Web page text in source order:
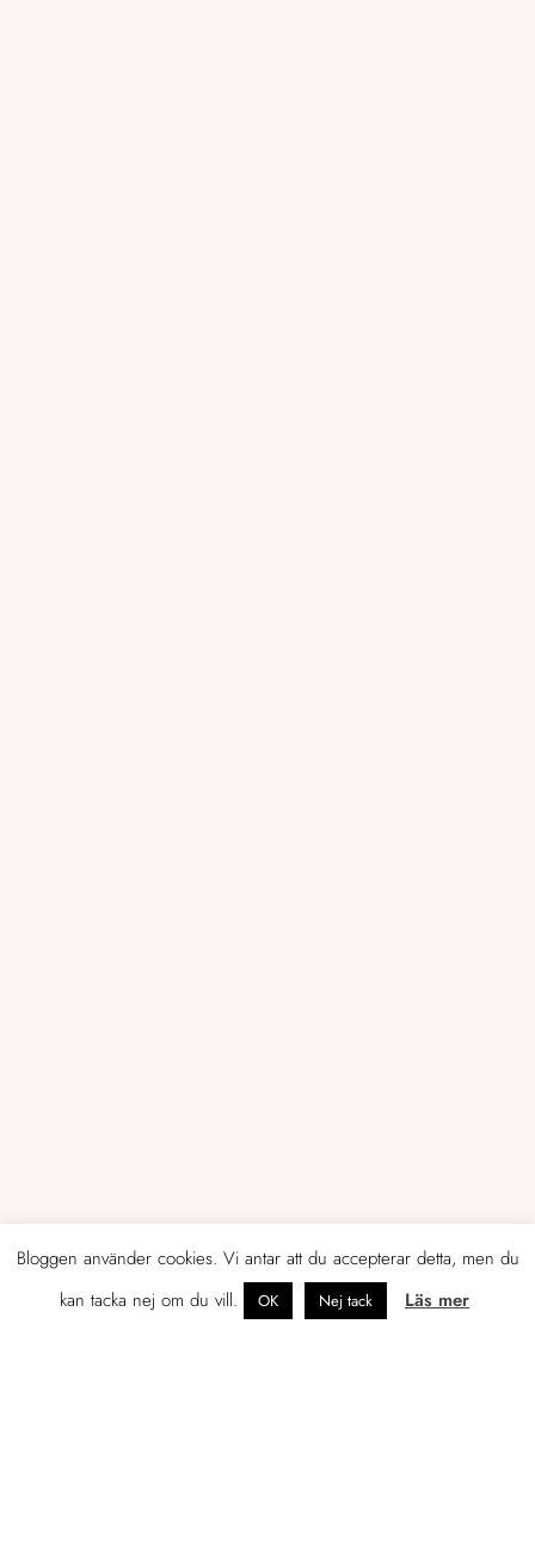
Bloggen använder cookies. Vi antar att du accepterar detta, men du
kan tacka nej om du vill.
OK Nej tack Läs mer